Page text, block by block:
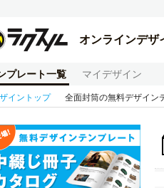
オンラインデザ
プレート一覧 マイデザイン
イントップ 全面封筒の無料デザイン